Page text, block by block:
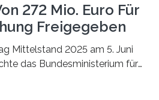
272 Mio. Euro Für
Freigegeben
Mittelstand 2025 am 5. Juni
das Bundesministerium für
in